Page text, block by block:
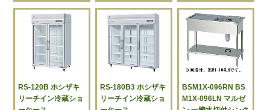
RS-120B ホシザキ
リーチイン冷蔵ショ
RS-180B3 ホシザキ
リーチイン冷蔵ショ
BSM1X-096RN BS
M1X-096LN マルゼ